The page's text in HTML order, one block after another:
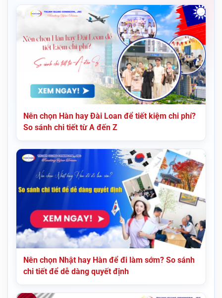
Nên chọn Hàn hay Đài Loan để tiết kiệm chi phí?
So sánh chi tiết từ A đến Z
Nên chọn Nhật hay Hàn để đi làm sớm? So sánh
chi tiết để dễ dàng quyết định